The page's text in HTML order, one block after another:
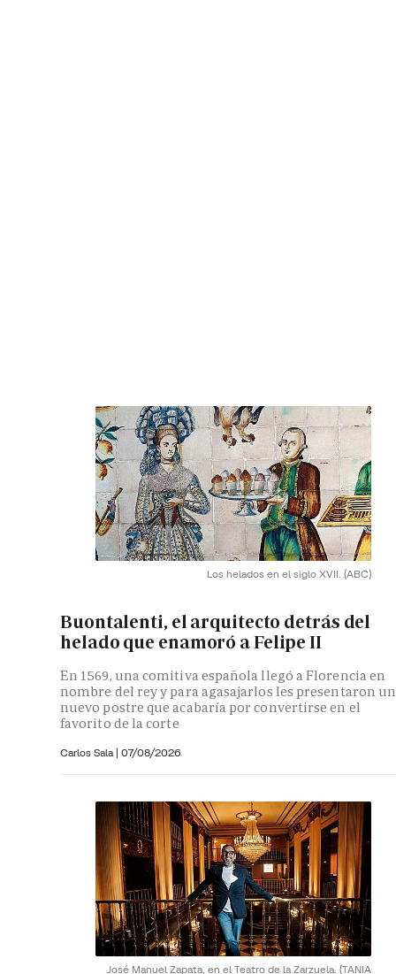
Los helados en el siglo XVII. (ABC)
Buontalenti, el arquitecto detrás del
helado que enamoró a Felipe II
En 1569, una comitiva española llegó a Florencia en
nombre del rey y para agasajarlos les presentaron un
nuevo postre que acabaría por convertirse en el
favorito de la corte
Carlos Sala | 07/08/2026
José Manuel Zapata, en el Teatro de la Zarzuela. (TANIA